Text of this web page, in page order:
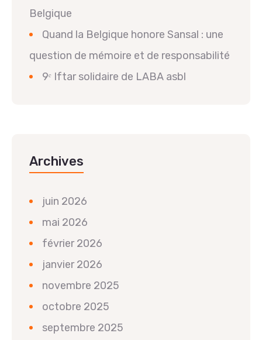
Belgique
Quand la Belgique honore Sansal : une
question de mémoire et de responsabilité
9ᵉ Iftar solidaire de LABA asbl
Archives
juin 2026
mai 2026
février 2026
janvier 2026
novembre 2025
octobre 2025
septembre 2025